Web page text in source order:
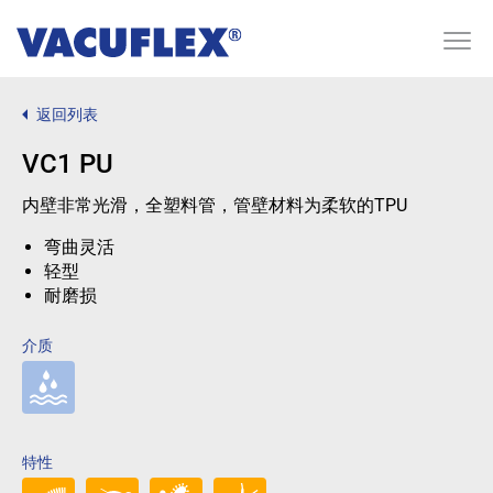
返回列表
VC1 PU
内壁非常光滑，全塑料管，管壁材料为柔软的TPU
弯曲灵活
轻型
耐磨损
介质
特性